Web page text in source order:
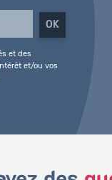
et des
et/ou vos